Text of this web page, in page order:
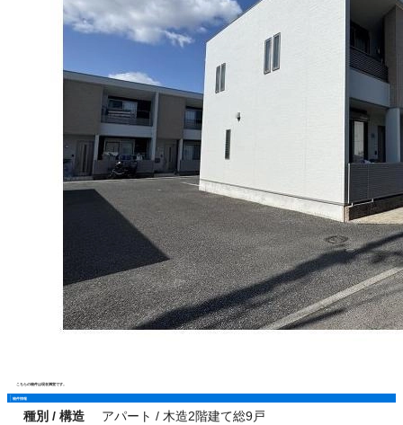
こちらの物件は現在満室です。
物件情報
種別 / 構造 アパート / 木造2階建て総9戸